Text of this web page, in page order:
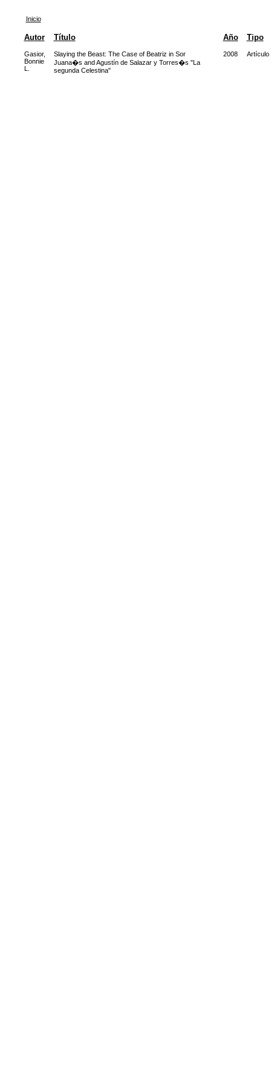
Inicio
Autor Título Año Tipo
Gasior,
Bonnie
L.
Slaying the Beast: The Case of Beatriz in Sor
Juana�s and Agustín de Salazar y Torres�s "La
segunda Celestina"
2008 Artículo